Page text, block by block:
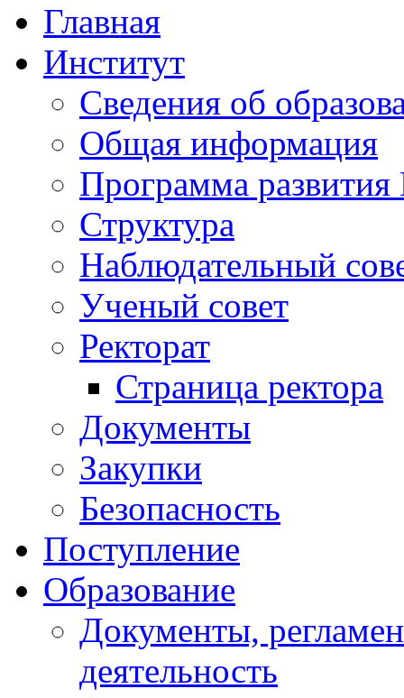
Главная
Институт
Сведения об
Общая информация
Программа
Структура
Наблюдательный
Ученый совет
Ректорат
Страница ректора
Документы
Закупки
Безопасность
Поступление
Образование
Документы,
деятельность